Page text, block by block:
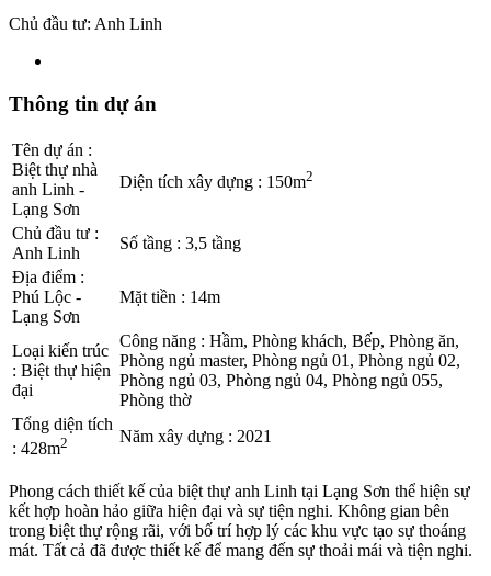
Chủ đầu tư: Anh Linh
Thông tin dự án
Tên dự án :
Biệt thự nhà
anh Linh -
Lạng Sơn
Diện tích xây dựng : 150m2
Chủ đầu tư :
Anh Linh
Số tầng : 3,5 tầng
Địa điểm :
Phú Lộc -
Lạng Sơn
Mặt tiền : 14m
Loại kiến trúc
: Biệt thự hiện
đại
Công năng : Hầm, Phòng khách, Bếp, Phòng ăn,
Phòng ngủ master, Phòng ngủ 01, Phòng ngủ 02,
Phòng ngủ 03, Phòng ngủ 04, Phòng ngủ 055,
Phòng thờ
Tổng diện tích
: 428m2 Năm xây dựng : 2021
Phong cách thiết kế của biệt thự anh Linh tại Lạng Sơn thể hiện sự
kết hợp hoàn hảo giữa hiện đại và sự tiện nghi. Không gian bên
trong biệt thự rộng rãi, với bố trí hợp lý các khu vực tạo sự thoáng
mát. Tất cả đã được thiết kế để mang đến sự thoải mái và tiện nghi.